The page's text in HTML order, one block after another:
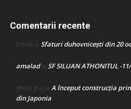
Comentarii recente
Doina la Sfaturi duhovnicești din 20
amaladla SF SILUAN ATHONITUL -
gheorghe la A început construcţia
din Japonia